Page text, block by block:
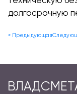
долгосрочную
« Предыдующая